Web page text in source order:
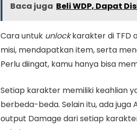
Baca juga Beli WDP, Dapat
Cara untuk unlockkarakter di TFD
misi, mendapatkan item, serta
Perlu diingat, kamu hanya bisa
Setiap karakter memiliki keahlian
berbeda-beda. Selain itu, ada
output Damage dari setiap